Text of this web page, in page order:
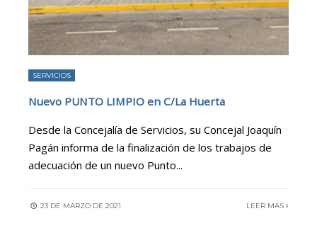
SERVICIOS
Nuevo PUNTO LIMPIO en C/La Huerta
Desde la Concejalía de Servicios, su Concejal Joaquín
Pagán informa de la finalización de los trabajos de
adecuación de un nuevo Punto...
23 DE MARZO DE 2021 LEER MÁS